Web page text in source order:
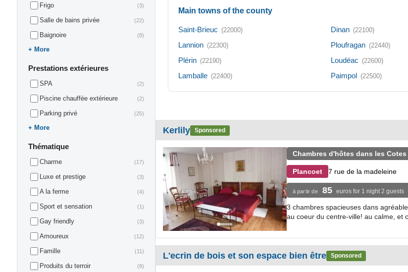
Frigo (3)
Salle de bains privée (22)
Baignoire (8)
More
Prestations extérieures
SPA (2)
Piscine chauffée extérieure (2)
Parking privé (25)
More
Thématique
Charme (17)
Luxe et prestige (3)
A la ferme (4)
Sport et sensation (1)
Gay friendly (3)
Amoureux (12)
Famille (11)
Produits du terroir (8)
Main towns of the county
Saint-Brieuc (22000)
Lannion (22300)
Plérin (22190)
Lamballe (22400)
Dinan (22100)
Ploufragan (22440)
Loudéac (22600)
Paimpol (22500)
Kerlily Sponsored
Chambres d'hôtes dans les Cotes
Plancoet 7 rue de la madeleine
à partir de 85 euros for 1 night 2 guests
3 chambres spacieuses dans
au coeur du centre-ville! au calme, et
L'ecrin de bois et son espace bien être Sponsored